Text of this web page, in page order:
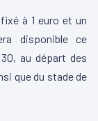
à 1 euro et un
disponible ce
au départ des
que du stade de